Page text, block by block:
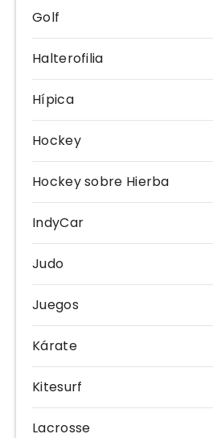
Golf
Halterofilia
Hípica
Hockey
Hockey sobre Hierba
IndyCar
Judo
Juegos
Kárate
Kitesurf
Lacrosse